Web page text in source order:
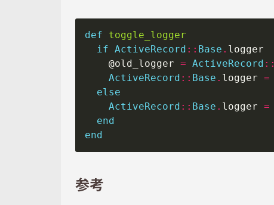
def
toggle_logger
if ActiveRecord :: Base .
    @old_logger
= ActiveRecord ::
ActiveRecord :: Base . logger =
else
ActiveRecord :: Base . logger =
end
end
参考